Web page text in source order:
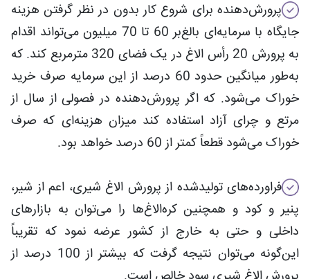
پرورش‌دهنده برای شروع کار بدون در نظر گرفتن هزینه
جایگاه با سرمایه‌ای بالغ‌بر 60 تا 70 میلیون می‌تواند اقدام
به پرورش 20 رأس الاغ در یک فضای 320 مترمربع کند. که
به‌طور میانگین حدود 60 درصد از این سرمایه صرف خرید
خوراک می‌شود. که اگر پرورش‌دهنده در فصولی از سال از
مرتع و چرای آزاد استفاده کند میزان هزینه‌ای که صرف
خوراک می‌شود قطعاً کمتر از 60 درصد خواهد بود.
فراورده‌های تولیدشده از پرورش الاغ شیری، اعم از شیر،
پنیر و کود و همچنین کره‌الاغ‌ها را می‌توان به بازارهای
داخلی و حتی به خارج از کشور عرضه نمود که تقریباً
این‌گونه می‌توان نتیجه گرفت که بیشتر از 100 درصد از